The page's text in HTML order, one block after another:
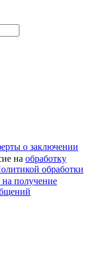
о заключении
на обработку
обработки
на получение